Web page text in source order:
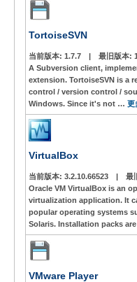
TortoiseSVN
当前版本: 1.7.7 | 最旧版本:
A Subversion client,
extension. TortoiseSVN is a
control / version control /
Windows. Since it's not … 更
VirtualBox
当前版本: 3.2.10.66523 | 最
Oracle VM VirtualBox is an
virtualization application. It
popular operating systems
Solaris. Installation packs
VMware Player